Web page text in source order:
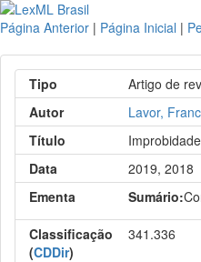
Página Anterior | Página Inicial |
Tipo
Artigo de
Autor
Lavor,
Título
Data
2019, 2018
Ementa
Sumário:
Classificação
(CDDir)
341.336